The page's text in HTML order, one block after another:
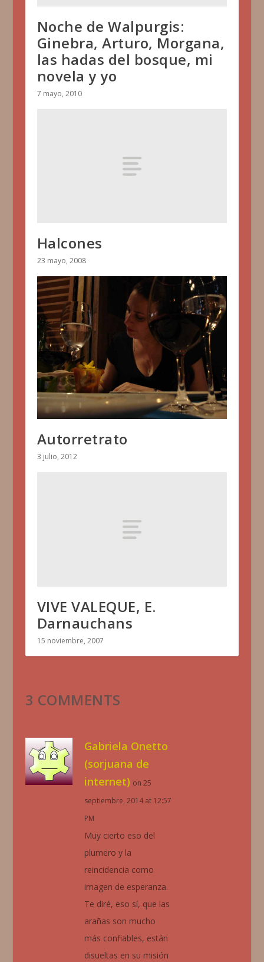
Noche de Walpurgis:
Ginebra, Arturo, Morgana,
las hadas del bosque, mi
novela y yo
7 mayo, 2010
Halcones
23 mayo, 2008
Autorretrato
3 julio, 2012
VIVE VALEQUE, E.
Darnauchans
15 noviembre, 2007
3 COMMENTS
Gabriela Onetto
(sorjuana de
internet) on 25
septiembre, 2014 at 12:57
PM
Muy cierto eso del
plumero y la
reincidencia como
imagen de esperanza.
Te diré, eso sí, que las
arañas son mucho
más confiables, están
disueltas en su misión